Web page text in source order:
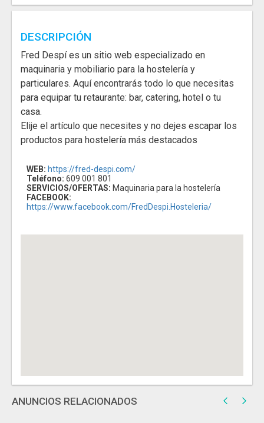
DESCRIPCIÓN
Fred Despí es un sitio web especializado en
maquinaria y mobiliario para la hostelería y
particulares. Aquí encontrarás todo lo que necesitas
para equipar tu retaurante: bar, catering, hotel o tu
casa.
Elije el artículo que necesites y no dejes escapar los
productos para hostelería más destacados
WEB: https://fred-despi.com/
Teléfono: 609 001 801
SERVICIOS/OFERTAS: Maquinaria para la hostelería
FACEBOOK:
https://www.facebook.com/FredDespi.Hosteleria/
ANUNCIOS RELACIONADOS